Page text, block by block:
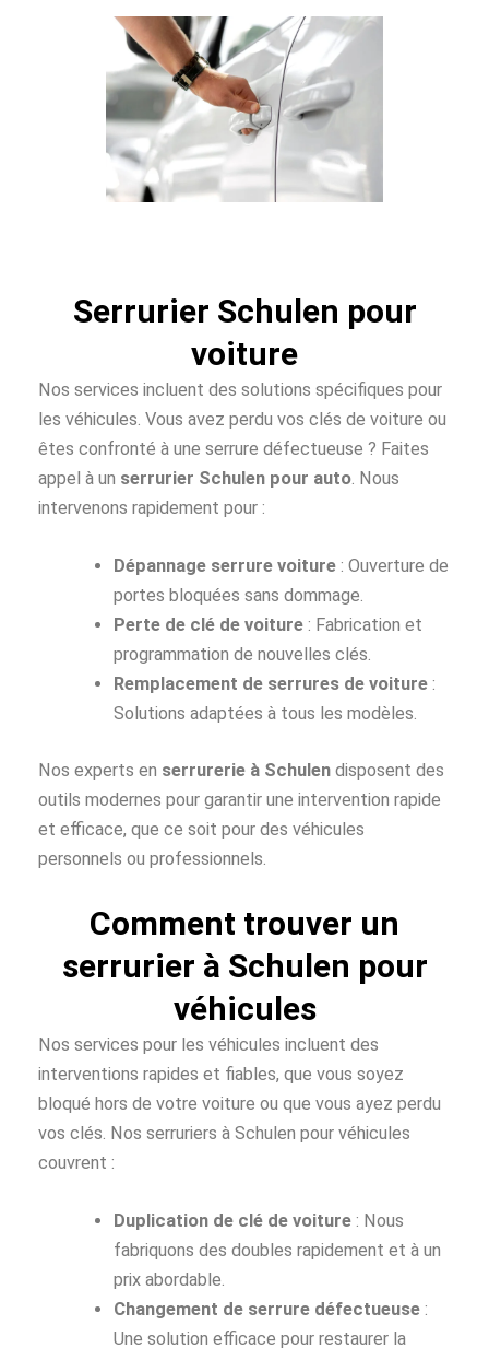
Serrurier Schulen pour
voiture
Nos services incluent des solutions spécifiques pour
les véhicules. Vous avez perdu vos clés de voiture ou
êtes confronté à une serrure défectueuse ? Faites
appel à un serrurier Schulen pour auto . Nous
intervenons rapidement pour :
Dépannage serrure voiture : Ouverture de
portes bloquées sans dommage.
Perte de clé de voiture : Fabrication et
programmation de nouvelles clés.
Remplacement de serrures de voiture :
Solutions adaptées à tous les modèles.
Nos experts en serrurerie à Schulen disposent des
outils modernes pour garantir une intervention rapide
et efficace, que ce soit pour des véhicules
personnels ou professionnels.
Comment trouver un
serrurier à Schulen pour
véhicules
Nos services pour les véhicules incluent des
interventions rapides et fiables, que vous soyez
bloqué hors de votre voiture ou que vous ayez perdu
vos clés. Nos serruriers à Schulen pour véhicules
couvrent :
Duplication de clé de voiture : Nous
fabriquons des doubles rapidement et à un
prix abordable.
Changement de serrure défectueuse :
Une solution efficace pour restaurer la